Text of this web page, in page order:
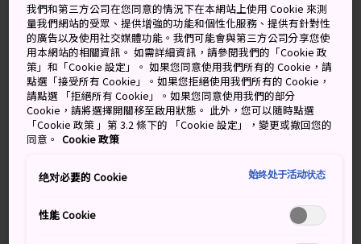
隱藏於和歌山崎嶇山林裡一座宏
偉壯麗的神社
位於紀伊山地深處的熊野本宮大社，是熊野三山的三大神
社之一。朝聖路上一路歷盡艱辛，長途跋涉，當筋疲力盡
的朝聖者踏上通往神社的最後一級石階時，展現於眼前的
木造建築，將他們所有的疲憊都一掃而空。
萬勿錯過
我們和第三方公司在您同意的情況下在本網站上使用 Cookie 來測
量我們網站的受眾、提供增強的功能和個性化服務、提供有針對性
的廣告以及使用社交媒體功能。我們可能會與第三方公司分享您使
用本網站的相關資訊。 如需詳細資訊，請參閱我們的「Cookie 政
策」和「Cookie 設定」。 如果您同意使用我們所有的 Cookie，請
點選「接受所有 Cookie」。如果您拒絕使用我們所有的 Cookie，
請點選 「拒絕所有 Cookie」。如果您同意使用我們的部分
Cookie，請將選擇開關移至啟用狀態。 此外，您可以隨時點選
「Cookie 政策 」第 3.2 條下的 「Cookie 設定」，變更或撤回您的
同意。 Cookie 政策
绝对必要的 Cookie 始终处于活动状态
性能 Cookie